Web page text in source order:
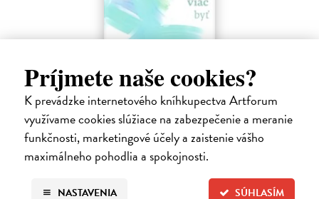
Príjmete naše cookies?
K prevádzke internetového kníhkupectva Artforum
využívame cookies slúžiace na zabezpečenie a meranie
funkčnosti, marketingové účely a zaistenie vášho
maximálneho pohodlia a spokojnosti.
SÚHLASÍM
NASTAVENIA
Menej konať, viac byť
Gajdošová Stanislava| Kniha
Strávila som roky vo väzení, žila som v zajatí výkonu. Vlastnú hodnotu
som nachádzala v tom, koľko toho zvládnem.